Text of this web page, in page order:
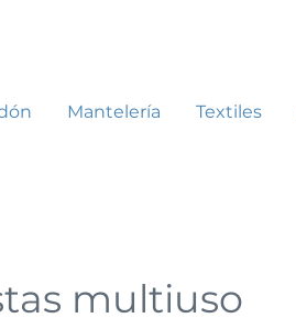
Mantelería Textiles
multiuso